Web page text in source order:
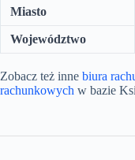
Miasto
Województwo
Zobacz też inne biura
rachunkowych w bazie